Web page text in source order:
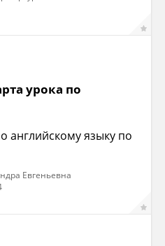
урока по
английскому языку по
Евгеньевна